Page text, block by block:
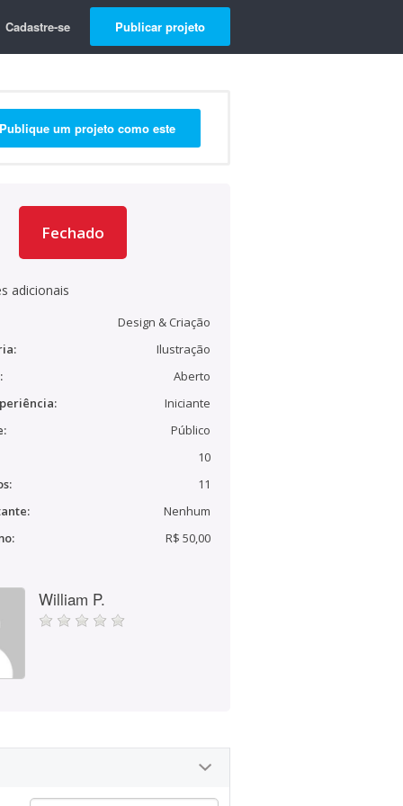
Cadastre-se Publicar projeto
Publique um projeto como este
Fechado
adicionais
Design & Criação
Ilustração
Aberto
Iniciante
Público
10
11
Nenhum
R$ 50,00
William P.